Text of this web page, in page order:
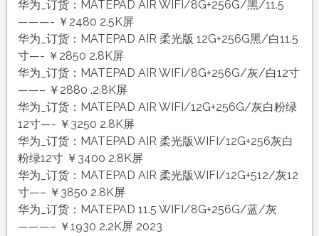
华为_订货：MATEPAD AIR WIFI/8G+256G/黑/11.5
———- ￥2480 2.5K屏
华为_订货：MATEPAD AIR 柔光版 12G+256G黑/白11.5
寸—- ￥2850 2.8K屏
华为_订货：MATEPAD AIR WIFI/8G+256G/灰/白12寸
——– ￥2880 .2.8K屏
华为_订货：MATEPAD AIR WIFI/12G+256G/灰白粉绿
12寸—- ￥3250 2.8K屏
华为_订货：MATEPAD AIR 柔光版WIFI/12G+256灰白
粉绿12寸 ￥3400 2.8K屏
华为_订货：MATEPAD AIR 柔光版WIFI/12G+512/灰12
寸—– ￥3850 2.8K屏
华为_订货：MATEPAD 11.5 WIFI/8G+256G/蓝/灰
———– ￥1930 2.2K屏 2023